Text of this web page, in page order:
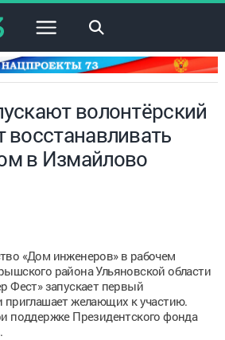
×
волонтёрский
восстанавливать
в Измайлово
«Дом инженеров» в рабочем
района Ульяновской области
Фест» запускает первый
приглашает желающих к участию.
поддержке Президентского фонда